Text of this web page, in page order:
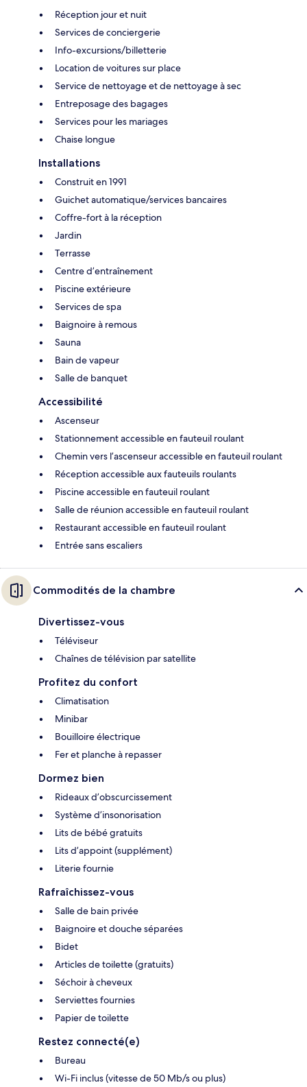
Réception jour et nuit
Services de conciergerie
Info-excursions/billetterie
Location de voitures sur place
Service de nettoyage et de nettoyage à sec
Entreposage des bagages
Services pour les mariages
Chaise longue
Installations
Construit en 1991
Guichet automatique/services bancaires
Coffre-fort à la réception
Jardin
Terrasse
Centre d’entraînement
Piscine extérieure
Services de spa
Baignoire à remous
Sauna
Bain de vapeur
Salle de banquet
Accessibilité
Ascenseur
Stationnement accessible en fauteuil roulant
Chemin vers l’ascenseur accessible en fauteuil roulant
Réception accessible aux fauteuils roulants
Piscine accessible en fauteuil roulant
Salle de réunion accessible en fauteuil roulant
Restaurant accessible en fauteuil roulant
Entrée sans escaliers
Commodités de la chambre
Divertissez-vous
Téléviseur
Chaînes de télévision par satellite
Profitez du confort
Climatisation
Minibar
Bouilloire électrique
Fer et planche à repasser
Dormez bien
Rideaux d’obscurcissement
Système d’insonorisation
Lits de bébé gratuits
Lits d’appoint (supplément)
Literie fournie
Rafraîchissez-vous
Salle de bain privée
Baignoire et douche séparées
Bidet
Articles de toilette (gratuits)
Séchoir à cheveux
Serviettes fournies
Papier de toilette
Restez connecté(e)
Bureau
Wi-Fi inclus (vitesse de 50 Mb/s ou plus)